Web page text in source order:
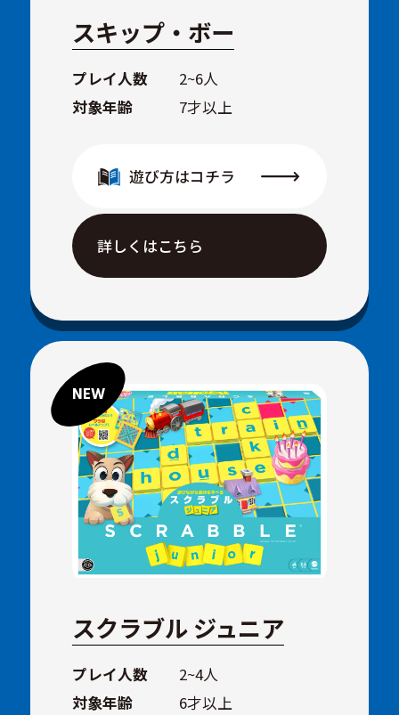
スキップ・ボー
プレイ人数
2~6人
対象年齢
7才以上
遊び方はコチラ
詳しくはこちら
スクラブル ジュニア
プレイ人数
2~4人
対象年齢
6才以上